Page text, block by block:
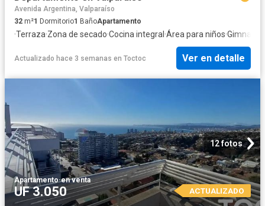
Avenida Argentina, Valparaíso
32 m²1 Dormitorio1 BañoApartamento
·Terraza·Zona de secado·Cocina integral ·Área para niños·Gimnasio
Actualizado hace 3 semanas en Toctoc Ver en detalle
12 fotos
Apartamento·en venta
UF 3.050 ACTUALIZADO